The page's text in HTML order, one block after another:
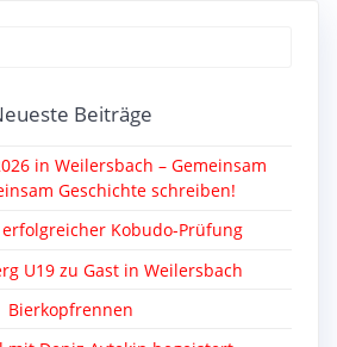
Beiträge
in Weilersbach – Gemeinsam
Geschichte schreiben!
Kobudo-Prüfung
U19 zu Gast in Weilersbach
Bierkopfrennen